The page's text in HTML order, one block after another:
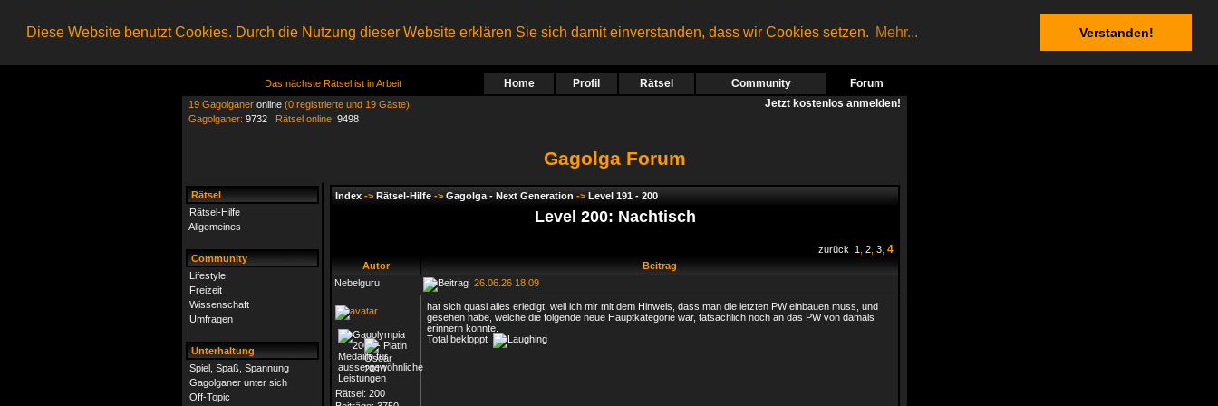
Diese Website benutzt Cookies. Durch die Nutzung dieser Website erklären Sie sich damit einverstanden, dass wir Cookies setzen. Mehr... Verstanden!
Das nächste Rätsel ist in Arbeit Home Profil Rätsel Community Forum
19 Gagolganer online (0 registrierte und 19 Gäste)
Gagolganer: 9732 Rätsel online: 9498
Jetzt kostenlos anmelden!
Gagolga Forum
Rätsel
Rätsel-Hilfe
Allgemeines
Community
Lifestyle
Freizeit
Wissenschaft
Umfragen
Unterhaltung
Spiel, Spaß, Spannung
Gagolganer unter sich
Off-Topic
Index -> Rätsel-Hilfe -> Gagolga - Next Generation -> Level 191 - 200
Level 200: Nachtisch
zurück 1 2 3 4
Autor
Beitrag
Nebelguru
26.06.26 18:09
Rätsel: 200
hat sich quasi alles erledigt, weil ich mir mit dem Hinweis, dass man die letzten PW einbauen muss, und
gesehen habe, welche die folgende neue Hauptkategorie war, tatsächlich noch an das PW von damals
erinnern konnte.
Total bekloppt